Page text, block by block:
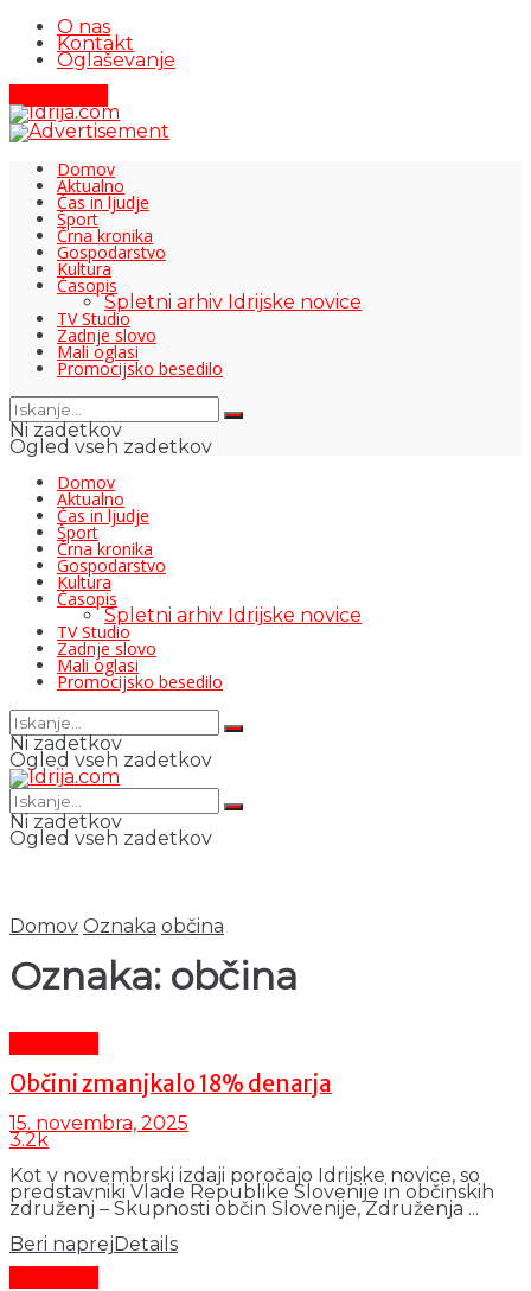
O nas
Kontakt
Oglaševanje
Domov
Aktualno
Čas in ljudje
Šport
Črna kronika
Gospodarstvo
Kultura
Časopis
Spletni arhiv Idrijske novice
TV Studio
Zadnje slovo
Mali oglasi
Promocijsko besedilo
Ni zadetkov
Ogled vseh zadetkov
Domov
Aktualno
Čas in ljudje
Šport
Črna kronika
Gospodarstvo
Kultura
Časopis
Spletni arhiv Idrijske novice
TV Studio
Zadnje slovo
Mali oglasi
Promocijsko besedilo
Ni zadetkov
Ogled vseh zadetkov
Ni zadetkov
Ogled vseh zadetkov
Domov Oznaka občina
Oznaka: občina
Občini zmanjkalo 18% denarja
15. novembra, 2025
3.2k
Kot v novembrski izdaji poročajo Idrijske novice, so
predstavniki Vlade Republike Slovenije in občinskih
združenj – Skupnosti občin Slovenije, Združenja ...
Beri naprej Details